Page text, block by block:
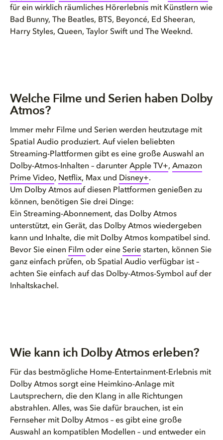
für ein wirklich räumliches Hörerlebnis mit Künstlern wie
Bad Bunny, The Beatles, BTS, Beyoncé, Ed Sheeran,
Harry Styles, Queen, Taylor Swift und The Weeknd.
Welche Filme und Serien haben Dolby
Atmos?
Immer mehr Filme und Serien werden heutzutage mit
Spatial Audio produziert. Auf vielen beliebten
Streaming-Plattformen gibt es eine große Auswahl an
Dolby-Atmos-Inhalten – darunter Apple TV+, Amazon
Prime Video, Netflix, Max und Disney+.
Um Dolby Atmos auf diesen Plattformen genießen zu
können, benötigen Sie drei Dinge:
Ein Streaming-Abonnement, das Dolby Atmos
unterstützt, ein Gerät, das Dolby Atmos wiedergeben
kann und Inhalte, die mit Dolby Atmos kompatibel sind.
Bevor Sie einen Film oder eine Serie starten, können Sie
ganz einfach prüfen, ob Spatial Audio verfügbar ist –
achten Sie einfach auf das Dolby-Atmos-Symbol auf der
Inhaltskachel.
Wie kann ich Dolby Atmos erleben?
Für das bestmögliche Home-Entertainment-Erlebnis mit
Dolby Atmos sorgt eine Heimkino-Anlage mit
Lautsprechern, die den Klang in alle Richtungen
abstrahlen. Alles, was Sie dafür brauchen, ist ein
Fernseher mit Dolby Atmos – es gibt eine große
Auswahl an kompatiblen Modellen – und entweder ein